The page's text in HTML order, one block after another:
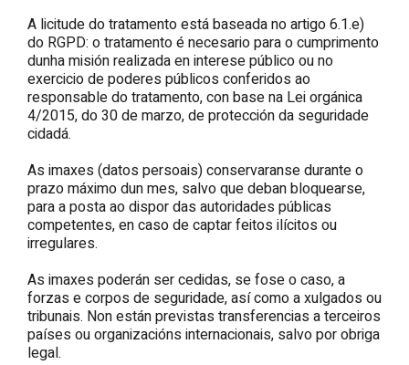
A licitude do tratamento está baseada no artigo 6.1.e)
do RGPD: o tratamento é necesario para o cumprimento
dunha misión realizada en interese público ou no
exercicio de poderes públicos conferidos ao
responsable do tratamento, con base na Lei orgánica
4/2015, do 30 de marzo, de protección da seguridade
cidadá.
As imaxes (datos persoais) conservaranse durante o
prazo máximo dun mes, salvo que deban bloquearse,
para a posta ao dispor das autoridades públicas
competentes, en caso de captar feitos ilícitos ou
irregulares.
As imaxes poderán ser cedidas, se fose o caso, a
forzas e corpos de seguridade, así como a xulgados ou
tribunais. Non están previstas transferencias a terceiros
países ou organizacións internacionais, salvo por obriga
legal.